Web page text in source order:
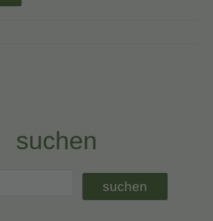
suchen